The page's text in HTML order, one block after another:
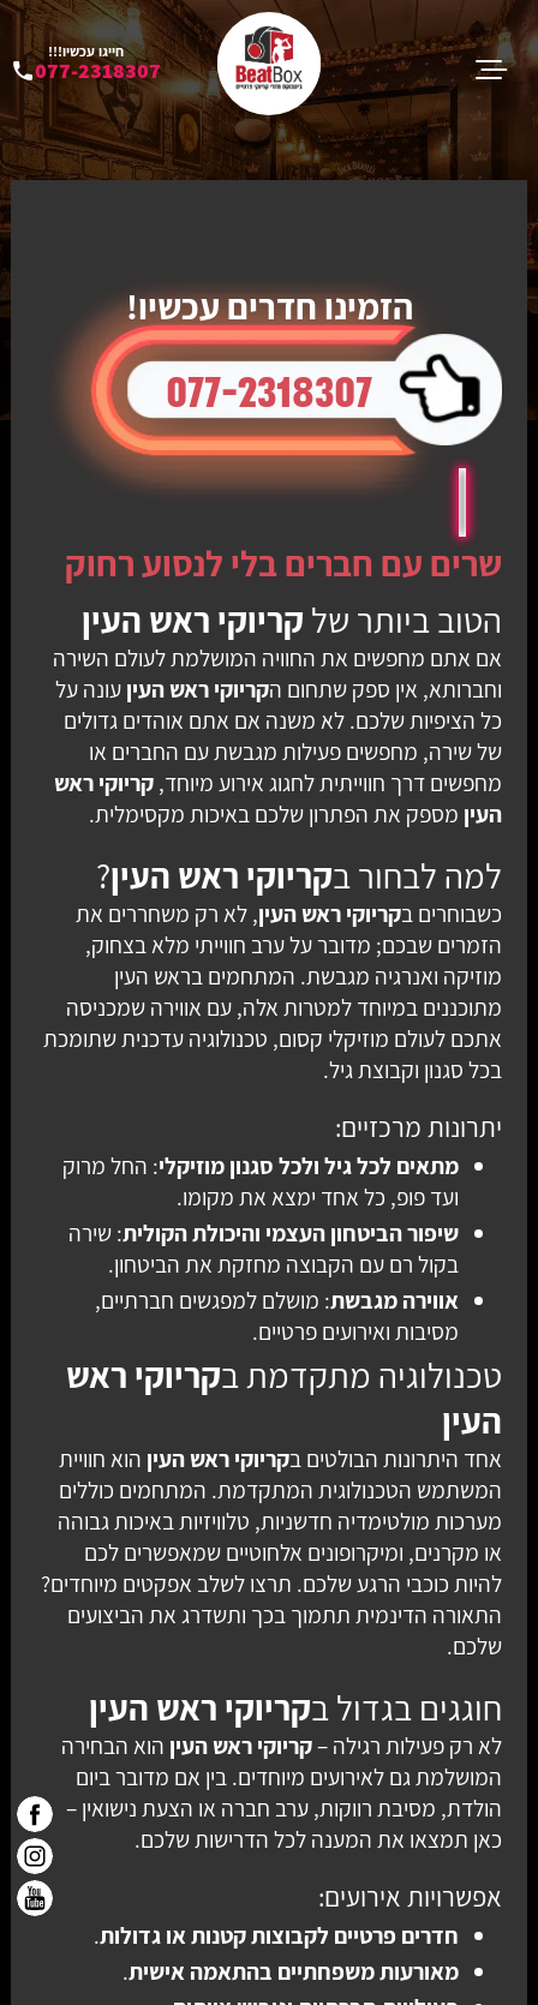
חייגו עכשיו!!!
077-2318307
הזמינו חדרים עכשיו!
077-2318307
שרים עם חברים בלי לנסוע רחוק
הטוב ביותר של קריוקי ראש העין
אם אתם מחפשים את החוויה המושלמת לעולם השירה
וחברותא, אין ספק שתחום הקריוקי ראש העיןעונה על
כל הציפיות שלכם. לא משנה אם אתם אוהדים גדולים
של שירה, מחפשים פעילות מגבשת עם החברים או
מחפשים דרך חווייתית לחגוג אירוע מיוחד,קריוקי ראש
העין מספק את הפתרון שלכם באיכות מקסימלית.
למה לבחור בקריוקי ראש העין?
כשבוחרים בקריוקי ראש העין, לא רק משחררים את
הזמרים שבכם; מדובר על ערב חווייתי מלא בצחוק,
מוזיקה ואנרגיה מגבשת. המתחמים בראש העין
מתוכננים במיוחד למטרות אלה, עם אווירה שמכניסה
אתכם לעולם מוזיקלי קסום, טכנולוגיה עדכנית שתומכת
בכל סגנון וקבוצת גיל.
יתרונות מרכזיים:
מתאים לכל גיל ולכל סגנון מוזיקלי: החל מרוק
ועד פופ, כל אחד ימצא את מקומו.
שיפור הביטחון העצמי והיכולת הקולית: שירה
בקול רם עם הקבוצה מחזקת את הביטחון.
אווירה מגבשת: מושלם למפגשים חברתיים,
מסיבות ואירועים פרטיים.
טכנולוגיה מתקדמת בקריוקי ראש
העין
אחד היתרונות הבולטים בקריוקי ראש העין הוא חוויית
המשתמש הטכנולוגית המתקדמת. המתחמים כוללים
מערכות מולטימדיה חדשניות, טלוויזיות באיכות גבוהה
או מקרנים, ומיקרופונים אלחוטיים שמאפשרים לכם
להיות כוכבי הרגע שלכם. תרצו לשלב אפקטים מיוחדים?
התאורה הדינמית תתמוך בכך ותשדרג את הביצועים
שלכם.
חוגגים בגדול בקריוקי ראש העין
לא רק פעילות רגילה –קריוקי ראש העין הוא הבחירה
המושלמת גם לאירועים מיוחדים. בין אם מדובר ביום
הולדת, מסיבת רווקות, ערב חברה או הצעת נישואין –
כאן תמצאו את המענה לכל הדרישות שלכם.
אפשרויות אירועים:
חדרים פרטיים לקבוצות קטנות או גדולות.
מאורעות משפחתיים בהתאמה אישית.